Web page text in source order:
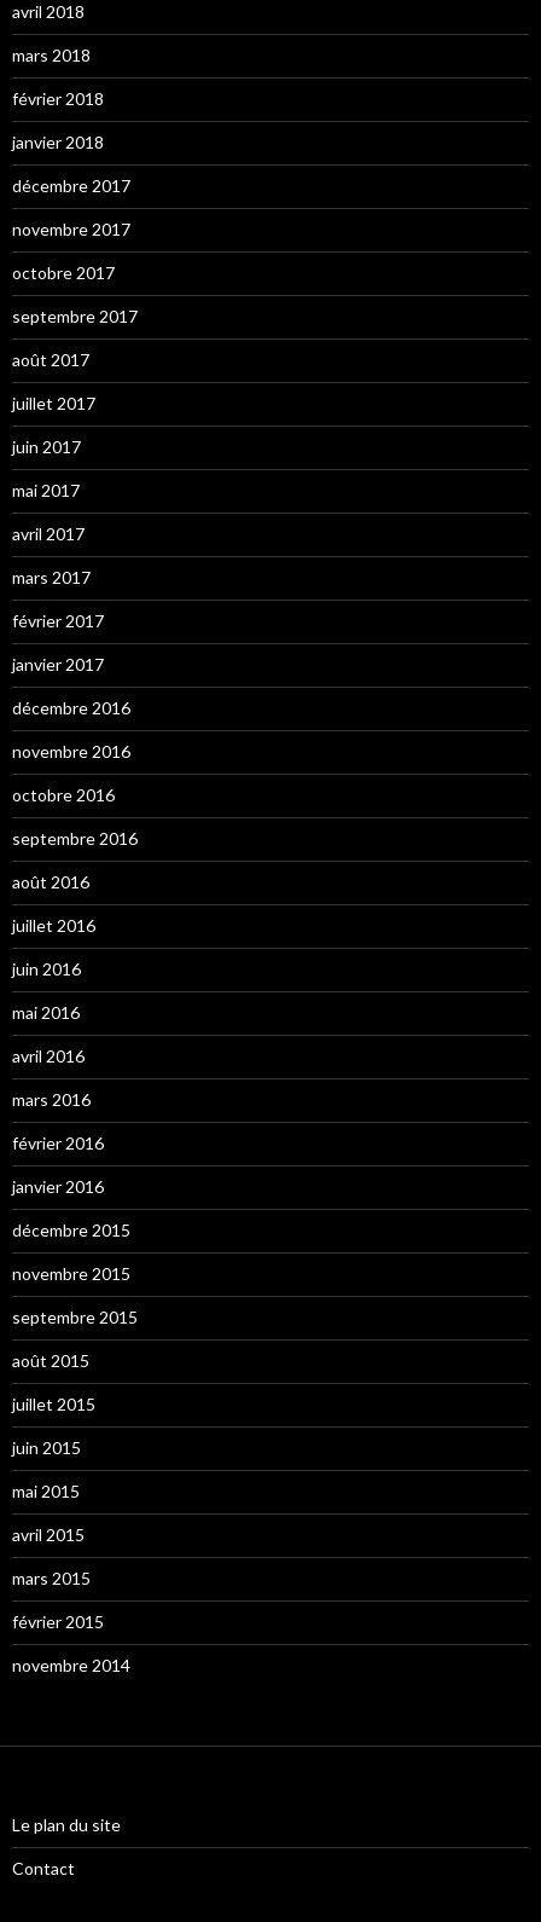
avril 2018
mars 2018
février 2018
janvier 2018
décembre 2017
novembre 2017
octobre 2017
septembre 2017
août 2017
juillet 2017
juin 2017
mai 2017
avril 2017
mars 2017
février 2017
janvier 2017
décembre 2016
novembre 2016
octobre 2016
septembre 2016
août 2016
juillet 2016
juin 2016
mai 2016
avril 2016
mars 2016
février 2016
janvier 2016
décembre 2015
novembre 2015
septembre 2015
août 2015
juillet 2015
juin 2015
mai 2015
avril 2015
mars 2015
février 2015
novembre 2014
Le plan du site
Contact